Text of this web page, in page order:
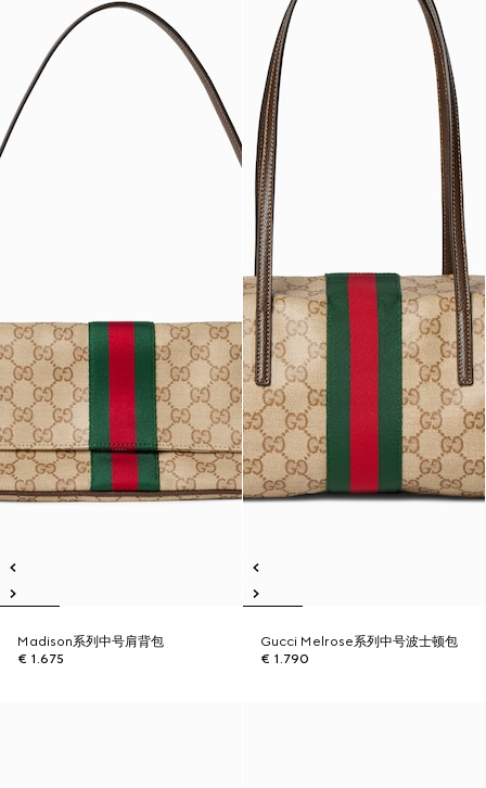
Madison系列中号肩背包
€ 1.675
Gucci Melrose系列中号波士顿包
€ 1.790